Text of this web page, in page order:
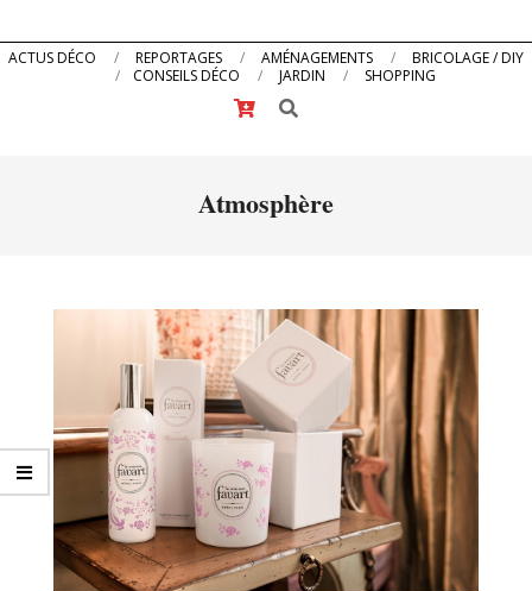
Primary
ACTUS DÉCO REPORTAGES AMÉNAGEMENTS
BRICOLAGE / DIY
CONSEILS DÉCO
JARDIN
SHOPPING
Search
Atmosphère